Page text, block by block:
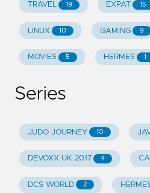
TRAVEL 19 EXPAT 15
LINUX 10 GAMING 9
MOVIES 5 HERMES 1
Series
JUDO JOURNEY 10
DEVOXX UK 2017 4
DCS WORLD 2